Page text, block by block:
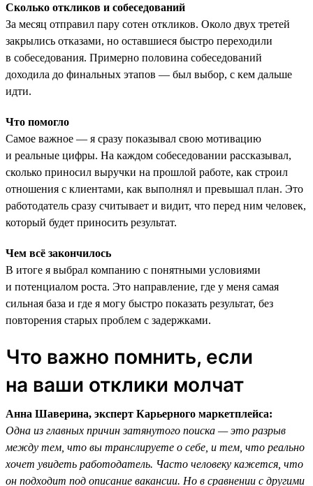
Сколько откликов и собеседований
За месяц отправил пару сотен откликов. Около двух третей
закрылись отказами, но оставшиеся быстро переходили
в собеседования. Примерно половина собеседований
доходила до финальных этапов — был выбор, с кем дальше
идти.
Что помогло
Самое важное — я сразу показывал свою мотивацию
и реальные цифры. На каждом собеседовании рассказывал,
сколько приносил выручки на прошлой работе, как строил
отношения с клиентами, как выполнял и превышал план. Это
работодатель сразу считывает и видит, что перед ним человек,
который будет приносить результат.
Чем всё закончилось
В итоге я выбрал компанию с понятными условиями
и потенциалом роста. Это направление, где у меня самая
сильная база и где я могу быстро показать результат, без
повторения старых проблем с задержками.
Что важно помнить, если
на ваши отклики молчат
Анна Шаверина, эксперт Карьерного маркетплейса:
Одна из главных причин затянутого поиска — это разрыв
между тем, что вы транслируете о себе, и тем, что реально
хочет увидеть работодатель. Часто человеку кажется, что
он подходит под описание вакансии. Но в сравнении с другими